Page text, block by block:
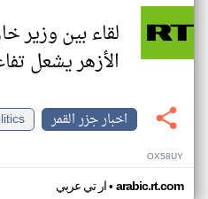
لقاء بين وزير
الأزهر يشعل
اخبار جزر القمر
OX58UY
ار تي عربي• arabic.rt.com